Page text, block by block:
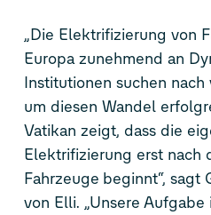
„Die Elektrifizierung von
Europa zunehmend an
Institutionen suchen nach
um diesen Wandel
Vatikan zeigt, dass die
Elektrifizierung erst nach
Fahrzeuge beginnt“, sagt
von Elli. „Unsere